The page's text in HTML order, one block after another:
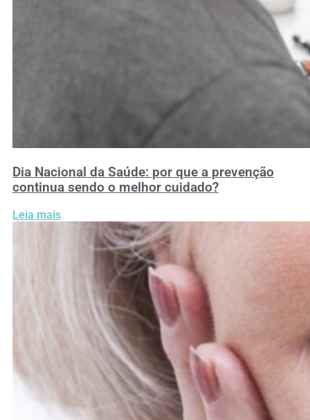
Dia Nacional da Saúde: por que a prevenção
continua sendo o melhor cuidado?
Leia mais